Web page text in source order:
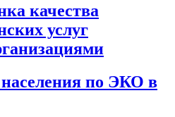
качества
услуг
по ЭКО в